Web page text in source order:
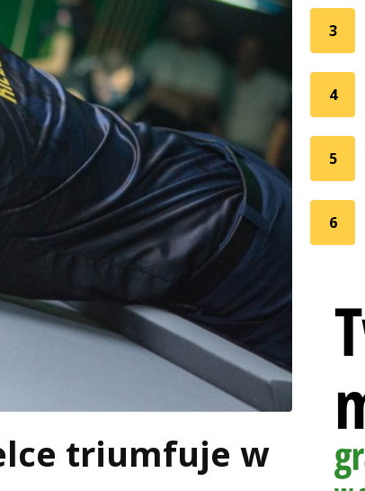
triumfuje w
3
4
5
6